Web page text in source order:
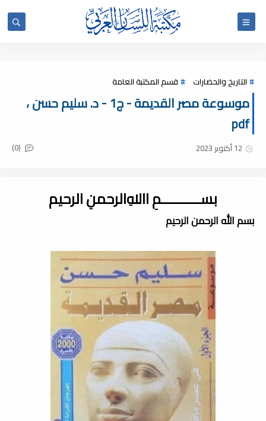
التاريخ والحضارات قسم المكتبة العامة
موسوعة مصر القديمة - ج1 - د. سليم حسن ،
pdf
12 أكتوبر 2023 (0)
بســـــــــــمِ اﷲِالرحمنِ الرحيم
بسم الله الرحمن الرحيم